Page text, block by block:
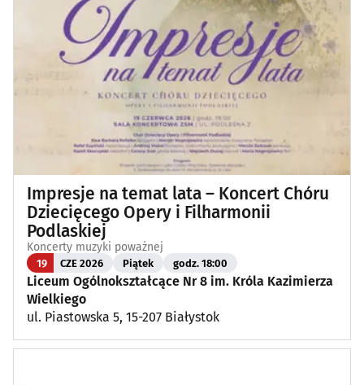
Impresje na temat lata – Koncert Chóru
Dziecięcego Opery i Filharmonii
Podlaskiej
Koncerty muzyki poważnej
19 CZE 2026 Piątek godz. 18:00
Liceum Ogólnokształcące Nr 8 im. Króla Kazimierza
Wielkiego
ul. Piastowska 5, 15-207 Białystok